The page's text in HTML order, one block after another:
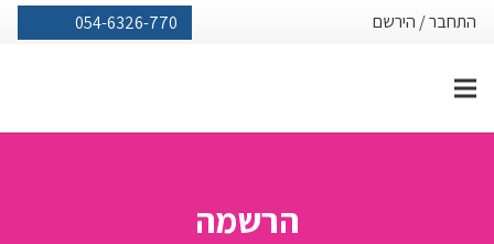
התחבר/ הירשם 054-6326-770
הרשמה